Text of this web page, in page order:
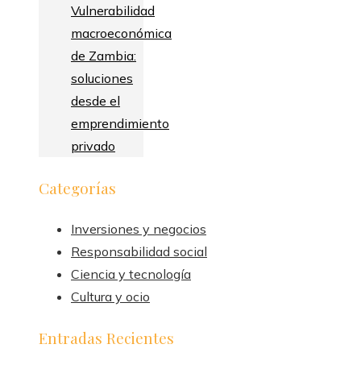
Vulnerabilidad
macroeconómica
de Zambia:
soluciones
desde el
emprendimiento
privado
Categorías
Inversiones y negocios
Responsabilidad social
Ciencia y tecnología
Cultura y ocio
Entradas Recientes